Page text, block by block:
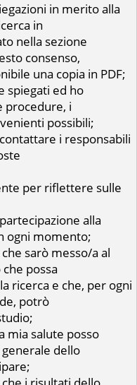
in merito alla
in
nella sezione
consenso,
una copia in PDF;
spiegati ed ho
procedure, i
possibili;
i responsabili
per riflettere sulle
alla
ogni momento;
sarò messo/a al
possa
ricerca e che, per ogni
potrò
mia salute posso
dello